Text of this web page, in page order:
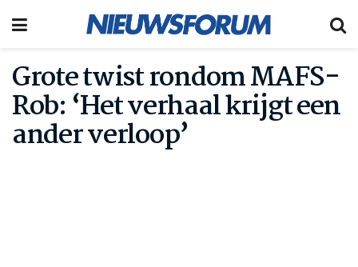
Grote twist rondom MAFS-
Rob: ‘Het verhaal krijgt een
ander verloop’